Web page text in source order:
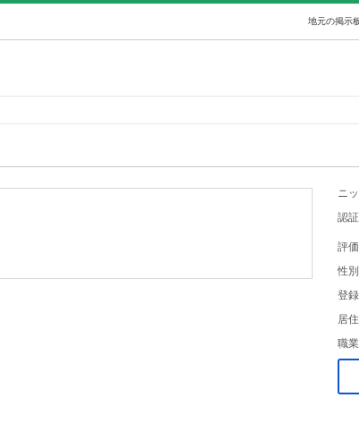
地元の掲示
ニ
認証
評価
性別
登
居
職業